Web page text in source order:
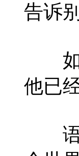
告诉
如
他已
语